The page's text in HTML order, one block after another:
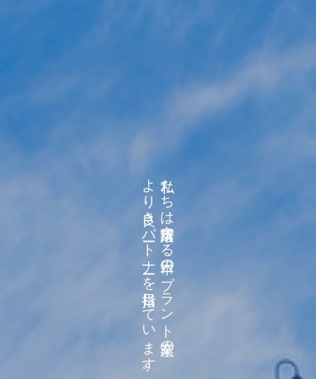
私たちは日々活躍する日本のプラント産業の
より良きパートナーを目指しています。